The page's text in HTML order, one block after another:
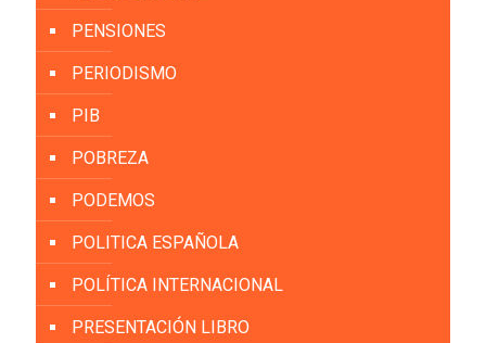
PENSIONES
PERIODISMO
PIB
POBREZA
PODEMOS
POLITICA ESPAÑOLA
POLÍTICA INTERNACIONAL
PRESENTACIÓN LIBRO